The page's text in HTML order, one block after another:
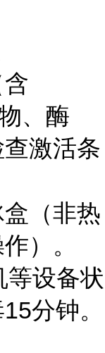
、酶
激活条
（非热
）。
等设备状
分钟。